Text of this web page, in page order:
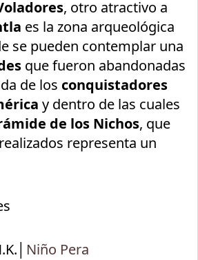
, otro atractivo a
es la zona arqueológica
se pueden contemplar una
que fueron abandonadas
de los conquistadores
y dentro de las cuales
de los Nichos, que
representa un
Niño Pera